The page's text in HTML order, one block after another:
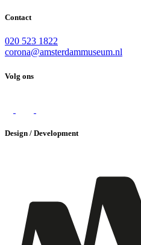
Contact
020 523 1822
corona@amsterdammuseum.nl
Volg ons
Design / Development